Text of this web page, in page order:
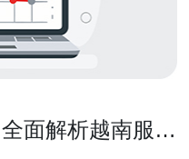
面解析越南服务